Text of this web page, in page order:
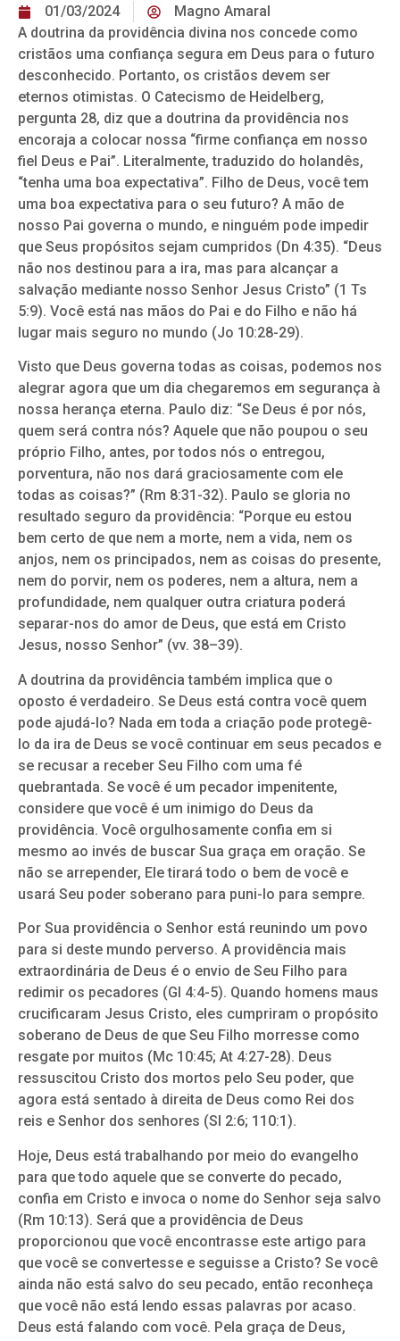
01/03/2024
Magno Amaral
A doutrina da providência divina nos concede como
cristãos uma confiança segura em Deus para o futuro
desconhecido. Portanto, os cristãos devem ser
eternos otimistas. O Catecismo de Heidelberg,
pergunta 28, diz que a doutrina da providência nos
encoraja a colocar nossa “firme confiança em nosso
fiel Deus e Pai”. Literalmente, traduzido do holandês,
“tenha uma boa expectativa”. Filho de Deus, você tem
uma boa expectativa para o seu futuro? A mão de
nosso Pai governa o mundo, e ninguém pode impedir
que Seus propósitos sejam cumpridos (Dn 4:35). “Deus
não nos destinou para a ira, mas para alcançar a
salvação mediante nosso Senhor Jesus Cristo” (1 Ts
5:9). Você está nas mãos do Pai e do Filho e não há
lugar mais seguro no mundo (Jo 10:28-29).
Visto que Deus governa todas as coisas, podemos nos
alegrar agora que um dia chegaremos em segurança à
nossa herança eterna. Paulo diz: “Se Deus é por nós,
quem será contra nós? Aquele que não poupou o seu
próprio Filho, antes, por todos nós o entregou,
porventura, não nos dará graciosamente com ele
todas as coisas?” (Rm 8:31-32). Paulo se gloria no
resultado seguro da providência: “Porque eu estou
bem certo de que nem a morte, nem a vida, nem os
anjos, nem os principados, nem as coisas do presente,
nem do porvir, nem os poderes, nem a altura, nem a
profundidade, nem qualquer outra criatura poderá
separar-nos do amor de Deus, que está em Cristo
Jesus, nosso Senhor” (vv. 38–39).
A doutrina da providência também implica que o
oposto é verdadeiro. Se Deus está contra você quem
pode ajudá-lo? Nada em toda a criação pode protegê-
lo da ira de Deus se você continuar em seus pecados e
se recusar a receber Seu Filho com uma fé
quebrantada. Se você é um pecador impenitente,
considere que você é um inimigo do Deus da
providência. Você orgulhosamente confia em si
mesmo ao invés de buscar Sua graça em oração. Se
não se arrepender, Ele tirará todo o bem de você e
usará Seu poder soberano para puni-lo para sempre.
Por Sua providência o Senhor está reunindo um povo
para si deste mundo perverso. A providência mais
extraordinária de Deus é o envio de Seu Filho para
redimir os pecadores (Gl 4:4-5). Quando homens maus
crucificaram Jesus Cristo, eles cumpriram o propósito
soberano de Deus de que Seu Filho morresse como
resgate por muitos (Mc 10:45; At 4:27-28). Deus
ressuscitou Cristo dos mortos pelo Seu poder, que
agora está sentado à direita de Deus como Rei dos
reis e Senhor dos senhores (Sl 2:6; 110:1).
Hoje, Deus está trabalhando por meio do evangelho
para que todo aquele que se converte do pecado,
confia em Cristo e invoca o nome do Senhor seja salvo
(Rm 10:13). Será que a providência de Deus
proporcionou que você encontrasse este artigo para
que você se convertesse e seguisse a Cristo? Se você
ainda não está salvo do seu pecado, então reconheça
que você não está lendo essas palavras por acaso.
Deus está falando com você. Pela graça de Deus,